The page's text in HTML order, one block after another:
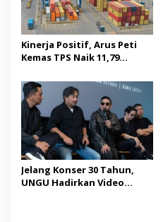
Kinerja Positif, Arus Peti
Kemas TPS Naik 11,79
Jelang Konser 30 Tahun,
UNGU Hadirkan Video